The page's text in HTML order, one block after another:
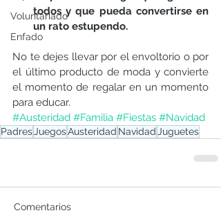
Voluntariado
Enfado
todos y que pueda convertirse en
un rato estupendo.
No te dejes llevar por el envoltorio o por
el último producto de moda y convierte
el momento de regalar en un momento
para educar.
#Austeridad #Familia #Fiestas #Navidad
PadresJuegosAusteridad NavidadJuguetes
Comentarios